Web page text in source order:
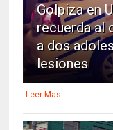
Golpiza en
recuerda al
a dos
lesiones
Leer Mas